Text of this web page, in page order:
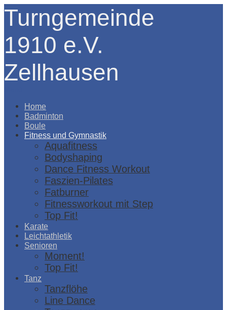
Turngemeinde
1910 e.V.
Zellhausen
Home
Badminton
Boule
Fitness und Gymnastik
Aquafitness
Bodyshaping
Dance Fitness Workout
Faszien-Pilates
Fatburner
Fitnessworkout mit Step
Top Fit!
Karate
Leichtathletik
Senioren
Moment!
Top Fit!
Tanz
Tanzflöhe
Line Dance